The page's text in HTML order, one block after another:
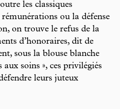
les classiques
ou la défense
on trouve le refus de la
d’honoraires, dit de
sous la blouse blanche
aux soins », ces privilégiés
leurs juteux